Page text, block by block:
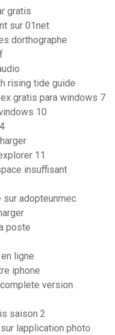
gratis
sur 01net
dorthographe
rising tide guide
gratis para windows 7
10
11
insuffisant
adopteunmec
poste
ligne
iphone
version
saison 2
lapplication photo